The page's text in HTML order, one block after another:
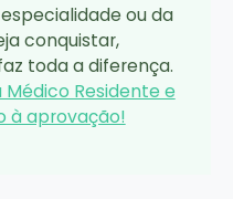
ou da
conquistar,
toda a diferença.
Médico Residente e
à aprovação!